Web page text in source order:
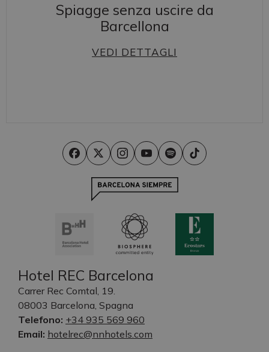
Spiagge senza uscire da
Barcellona
VEDI DETTAGLI
Hotel REC Barcelona
Carrer Rec Comtal, 19.
08003 Barcelona, Spagna
Telefono: +34 935 569 960
Email: hotelrec@nnhotels.com